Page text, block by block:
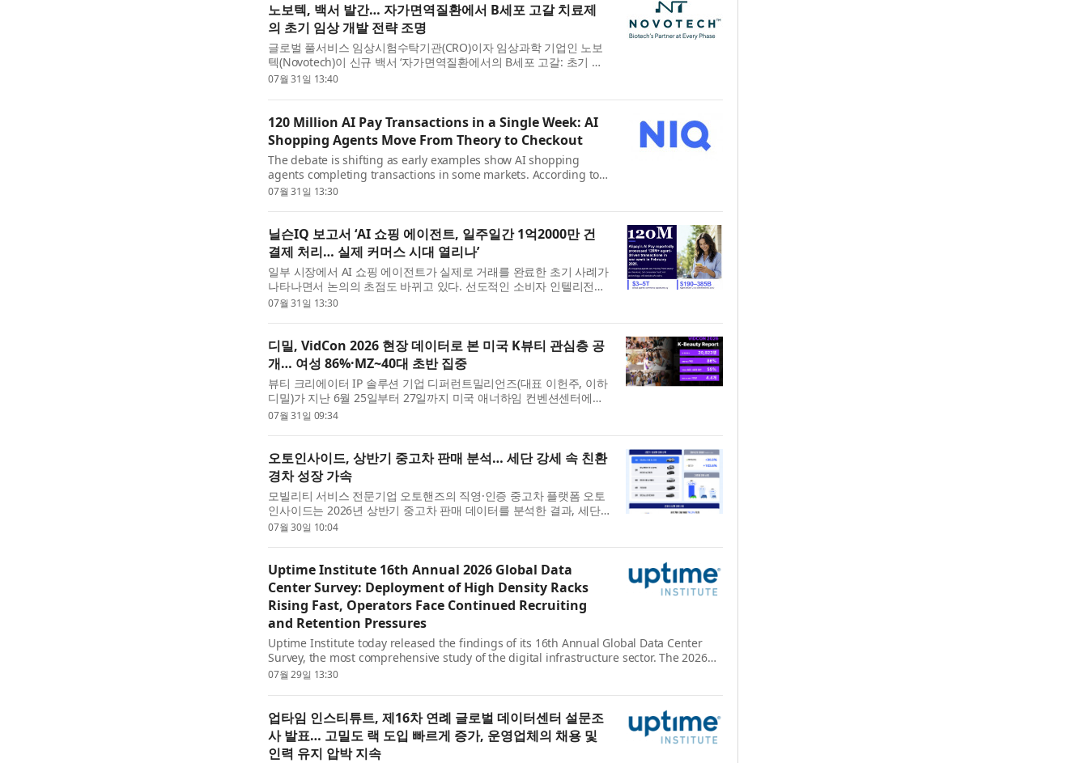
노보텍, 백서 발간… 자가면역질환에서 B세포 고갈 치료제
의 초기 임상 개발 전략 조명
글로벌 풀서비스 임상시험수탁기관(CRO)이자 임상과학 기업인 노보
텍(Novotech)이 신규 백서 ‘자가면역질환에서의 B세포 고갈: 초기 임
상 개발 시 고려사항’을 발간했다. 이번 백서는 차세대 B세포 고갈 치
07월 31일 13:40
120 Million AI Pay Transactions in a Single Week: AI
Shopping Agents Move From Theory to Checkout
The debate is shifting as early examples show AI shopping
agents completing transactions in some markets. According to
NielsenIQ (NYSE: NIQ), a leading consumer intelligence
07월 31일 13:30
닐슨IQ 보고서 ‘AI 쇼핑 에이전트, 일주일간 1억2000만 건
결제 처리… 실제 커머스 시대 열리나’
일부 시장에서 AI 쇼핑 에이전트가 실제로 거래를 완료한 초기 사례가
나타나면서 논의의 초점도 바뀌고 있다. 선도적인 소비자 인텔리전스
기업 닐슨IQ(NielsenIQ, NYSE: NIQ)는 글로벌 보고서 ‘커머스 혁명:
07월 31일 13:30
디밀, VidCon 2026 현장 데이터로 본 미국 K뷰티 관심층 공
개… 여성 86%·MZ~40대 초반 집중
뷰티 크리에이터 IP 솔루션 기업 디퍼런트밀리언즈(대표 이헌주, 이하
디밀)가 지난 6월 25일부터 27일까지 미국 애너하임 컨벤션센터에서
열린 글로벌 크리에이터 축제 ‘비드콘(VidCon) 2026’에서 운영한 K뷰
07월 31일 09:34
오토인사이드, 상반기 중고차 판매 분석… 세단 강세 속 친환
경차 성장 가속
모빌리티 서비스 전문기업 오토핸즈의 직영·인증 중고차 플랫폼 오토
인사이드는 2026년 상반기 중고차 판매 데이터를 분석한 결과, 세단
선호가 이어지는 가운데 친환경차 판매 확대 흐름이 두드러졌다고 30
07월 30일 10:04
Uptime Institute 16th Annual 2026 Global Data
Center Survey: Deployment of High Density Racks
Rising Fast, Operators Face Continued Recruiting
and Retention Pressures
Uptime Institute today released the findings of its 16th Annual Global Data Center
Survey, the most comprehensive study of the digital infrastructure sector. The 2026
results reveal an industry navigating wo...
07월 29일 13:30
업타임 인스티튜트, 제16차 연례 글로벌 데이터센터 설문조
사 발표… 고밀도 랙 도입 빠르게 증가, 운영업체의 채용 및
인력 유지 압박 지속